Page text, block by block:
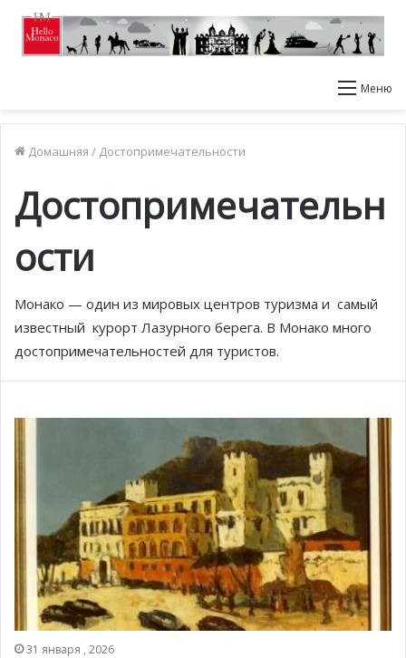
Меню
Домашняя / Достопримечательности
Достопримечательн
ости
Монако — один из мировых центров туризма и самый
известный курорт Лазурного берега. В Монако много
достопримечательностей для туристов.
31 января , 2026